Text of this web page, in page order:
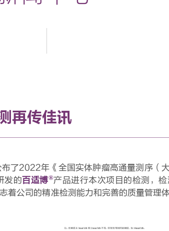
再传佳讯
了2022年《全国实体肿瘤高通量测序（
发的百适博®产品进行本次项目的检测，
着公司的精准检测能力和完善的质量管理